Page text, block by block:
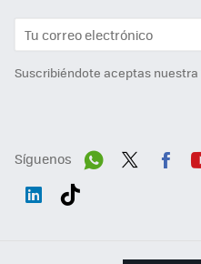
Suscribiéndote aceptas nuestra
Síguenos